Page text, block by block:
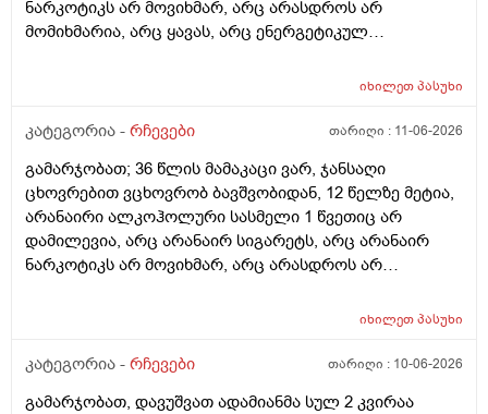
ნარკოტიკს არ მოვიხმარ, არც არასდროს არ
მომიხმარია, არც ყავას, არც ენერგეტიკულ
ვეკარები, ბევრ ხილ-ბოსტნეულს ვჭამ, მათ შორის
ვჭამ (შეძლებისდაგვარად ჯანსაღ საჭმელებს),
საშუალოდ 2 ლიტრ წყალს ვსვამ, ხანდახან სხვადასხვა
მინერალურ წყალსაც, ფეხით ბევრს დავდივარ, როცა
დრო მაქვს, სხვა ვარჯიშებსაც ვაკეთებ, არ მაწუხებს
არანაირი დაავადება, საერთოდ არაფერი არ მაწუხებს
არც სხეულის შიგნით, არც გარეთ (ჯერ არაფერი არ
წნევები საერთოდ არ მაწუხებს, არც ექიმებთან არ
მემართება, თუ დამემართა, მაგეებსაც ზეზეულა ვიხდი,
წამლების გარეშე, უკვე წლებია, სიცხის ან ყელის
იხილეთპასუხი
კატეგორია - რჩევები თარიღი : 11-06-2026
გამარჯობათ; 36 წლის მამაკაცი ვარ, ჯანსაღი
ცხოვრებით ვცხოვრობ ბავშვობიდან, 12 წელზე მეტია,
არანაირი ალკოჰოლური სასმელი 1 წვეთიც არ
დამილევია, არც არანაირ სიგარეტს, არც არანაირ
ნარკოტიკს არ მოვიხმარ, არც არასდროს არ
სასმელებს, არც კოკა-კოლა-ლიმონათებს და ა.შ არ
ბევრ ქიშმიშსაც, დღეში საშუალოდ 2 ლიტრ წყალს
ფეხით ბევრს დავდივარ, როცა დრო მაქვს, სხვა
იხილეთპასუხი
კატეგორია - რჩევები თარიღი : 10-06-2026
გამარჯობათ, დავუშვათ ადამიანმა სულ 2 კვირაა